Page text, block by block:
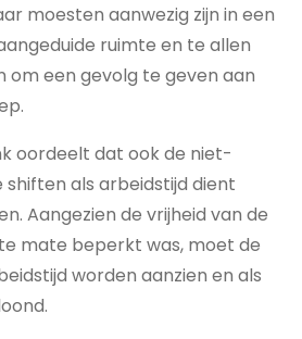
moesten aanwezig zijn in een
ruimte en te allen
om een gevolg te geven aan
oordeelt dat ook de niet-
als arbeidstijd dient
Aangezien de vrijheid van de
mate beperkt was, moet de
worden aanzien en als